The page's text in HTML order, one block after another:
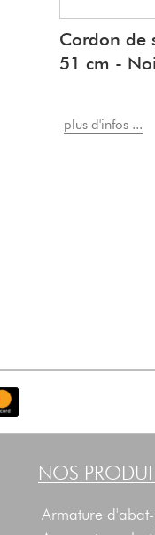
Cordon de
51 cm -
plus d'infos ...
NOS
Armature